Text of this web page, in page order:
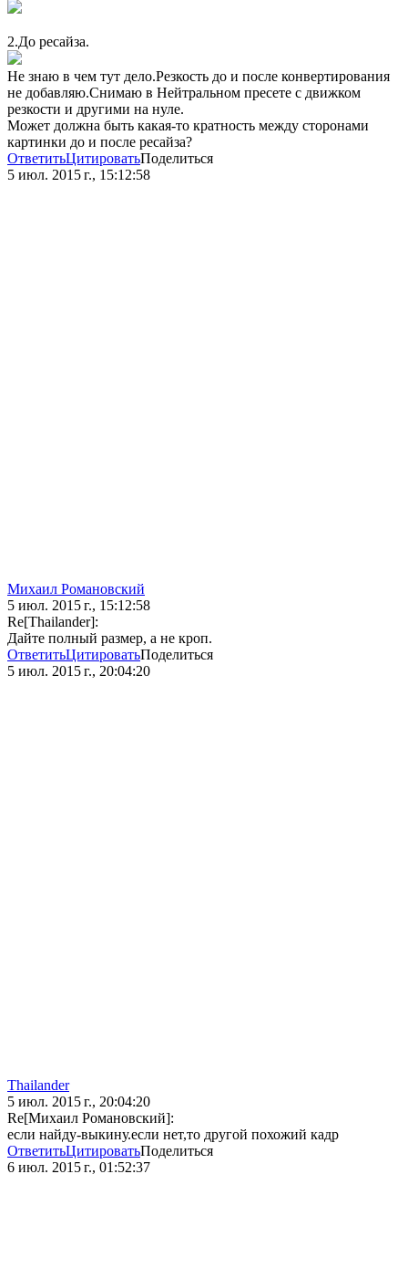
2.До ресайза.
Не знаю в чем тут дело.Резкость до и после конвертирования
не добавляю.Снимаю в Нейтральном пресете с движком
резкости и другими на нуле.
Может должна быть какая-то кратность между сторонами
картинки до и после ресайза?
ОтветитьЦитироватьПоделиться
5 июл. 2015 г., 15:12:58
Михаил Романовский
5 июл. 2015 г., 15:12:58
Re[Thailander]:
Дайте полный размер, а не кроп.
ОтветитьЦитироватьПоделиться
5 июл. 2015 г., 20:04:20
Thailander
5 июл. 2015 г., 20:04:20
Re[Михаил Романовский]:
если найду-выкину.если нет,то другой похожий кадр
ОтветитьЦитироватьПоделиться
6 июл. 2015 г., 01:52:37